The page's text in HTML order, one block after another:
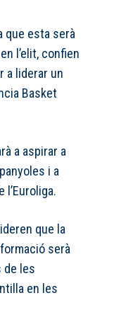
que esta serà
l’elit, confien
a liderar un
Basket
a aspirar a
i a
l’Euroliga.
que la
serà
de les
en les